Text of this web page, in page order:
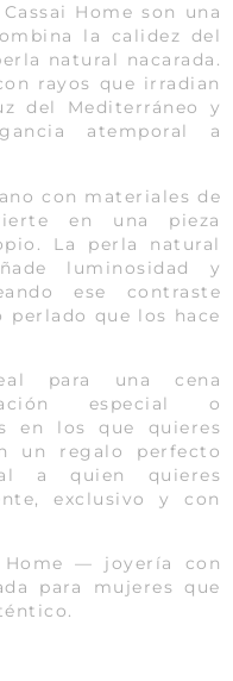
Home son una
la calidez del
natural nacarada.
rayos que irradian
del Mediterráneo y
atemporal a
con materiales de
en una pieza
La perla natural
luminosidad y
ese contraste
que los hace
para una cena
especial o
en los que quieres
un regalo perfecto
a quien quieres
exclusivo y con
Home — joyería con
para mujeres que